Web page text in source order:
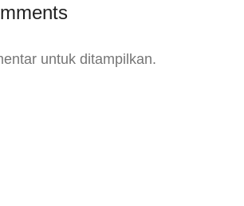
untuk ditampilkan.